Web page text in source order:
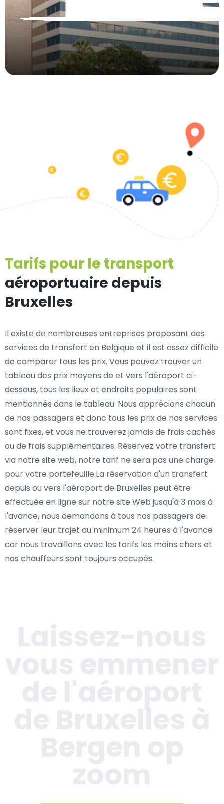
Tarifs pour le transport
aéroportuaire depuis
Bruxelles
Il existe de nombreuses entreprises proposant des
services de transfert en Belgique et il est assez difficile
de comparer tous les prix. Vous pouvez trouver un
tableau des prix moyens de et vers l'aéroport ci-
dessous, tous les lieux et endroits populaires sont
mentionnés dans le tableau. Nous apprécions chacun
de nos passagers et donc tous les prix de nos services
sont fixes, et vous ne trouverez jamais de frais cachés
ou de frais supplémentaires. Réservez votre transfert
via notre site web, notre tarif ne sera pas une charge
pour votre portefeuille.La réservation d'un transfert
depuis ou vers l'aéroport de Bruxelles peut être
effectuée en ligne sur notre site Web jusqu'à 3 mois à
l'avance, nous demandons à tous nos passagers de
réserver leur trajet au minimum 24 heures à l'avance
car nous travaillons avec les tarifs les moins chers et
nos chauffeurs sont toujours occupés.
de Bruxelles à